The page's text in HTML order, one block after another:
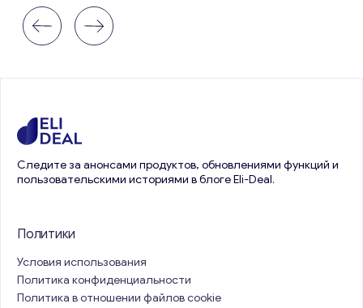
Следите за анонсами продуктов, обновлениями функций и
пользовательскими историями в блоге Eli-Deal.
Политики
Условия использования
Политика конфиденциальности
Политика в отношении файлов cookie